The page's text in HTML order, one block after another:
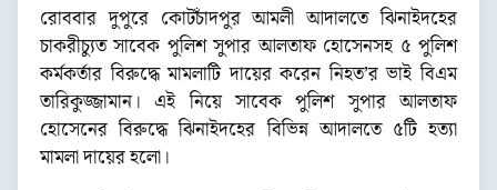
রোববার দুপুরে কোটচাঁদপুর আমলী আদালতে ঝিনাইদহের
চাকরীচ্যুত সাবেক পুলিশ সুপার আলতাফ হোসেনসহ ৫ পুলিশ
কর্মকর্তার বিরুদ্ধে মামলাটি দায়ের করেন নিহত’র ভাই বিএম
তারিকুজ্জামান। এই নিয়ে সাবেক পুলিশ সুপার আলতাফ
হোসেনের বিরুদ্ধে ঝিনাইদহের বিভিন্ন আদালতে ৫টি হত্যা
মামলা দায়ের হলো।